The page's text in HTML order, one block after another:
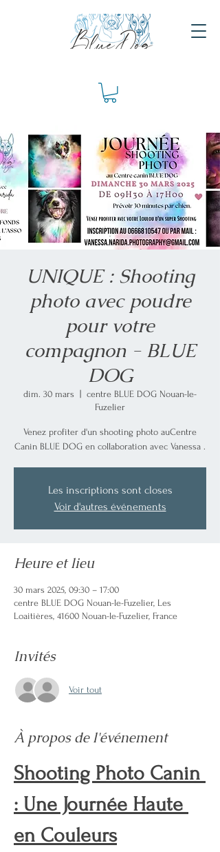
UNIQUE : Shooting
photo avec poudre
pour votre
compagnon - BLUE
DOG
dim. 30 mars
  |
centre BLUE DOG Nouan-le-
Fuzelier
Venez profiter d'un shooting photo auCentre
Canin BLUE DOG en collaboration avec Vanessa .
Les inscriptions sont closes
Voir d'autres événements
Heure et lieu
30 mars 2025, 09:30 – 17:00
centre BLUE DOG Nouan-le-Fuzelier, Les
Loaitières, 41600 Nouan-le-Fuzelier, France
Invités
Voir tout
À propos de l'événement
Shooting Photo Canin
: Une Journée Haute
en Couleurs